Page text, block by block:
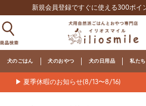
新規会員登録ですぐに使える300ポイ
犬のごはん 犬のおやつ 犬の日用品 私た
▶ 夏季休暇のお知らせ(8/13〜8/16)